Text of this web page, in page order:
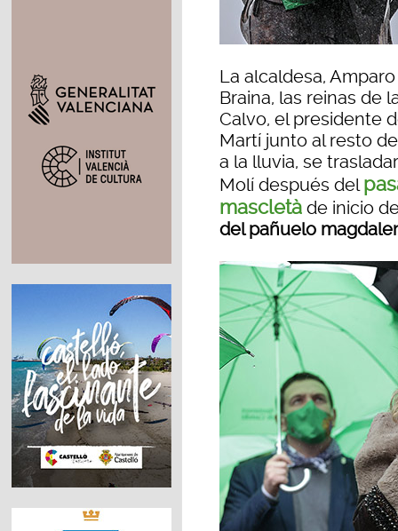
La alcaldesa,
Braina, las reinas de
Calvo, el presidente
Martí junto al resto
a la lluvia, se
Molí después del
mascletà de inicio
del pañuelo